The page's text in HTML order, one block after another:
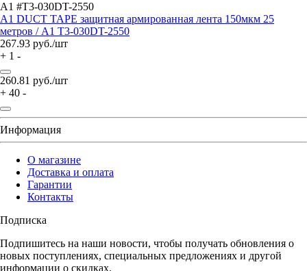
A1 #T3-030DT-2550
A1 DUCT TAPE защитная армированная лента 150мкм 25
метров / A1 T3-030DT-2550
267.93 руб./шт
+ 1 -
260.81 руб./шт
+ 40 -
Информация
О магазине
Доставка и оплата
Гарантии
Контакты
Подписка
Подпишитесь на наши новости, чтобы получать обновления о
новых поступлениях, специальных предложениях и другой
информации о скидках.